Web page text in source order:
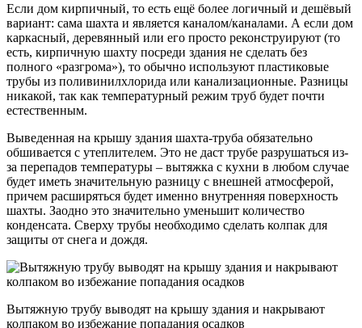
Если дом кирпичный, то есть ещё более логичный и дешёвый
вариант: сама шахта и является каналом/каналами. А если дом
каркасный, деревянный или его просто реконструируют (то
есть, кирпичную шахту посреди здания не сделать без
полного «разгрома»), то обычно используют пластиковые
трубы из поливинилхлорида или канализационные. Разницы
никакой, так как температурный режим труб будет почти
естественным.
Выведенная на крышу здания шахта-труба обязательно
обшивается с утеплителем. Это не даст трубе разрушаться из-
за перепадов температуры – вытяжка с кухни в любом случае
будет иметь значительную разницу с внешней атмосферой,
причем расширяться будет именно внутренняя поверхность
шахты. Заодно это значительно уменьшит количество
конденсата. Сверху трубы необходимо сделать колпак для
защиты от снега и дождя.
Вытяжную трубу выводят на крышу здания и накрывают
колпаком во избежание попадания осадков